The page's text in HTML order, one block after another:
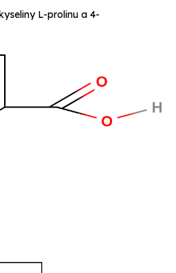
L-prolinu a4-